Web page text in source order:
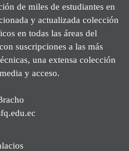
de miles de estudiantes en
y actualizada colección
en todas las áreas del
suscripciones a las más
una extensa colección
y acceso.